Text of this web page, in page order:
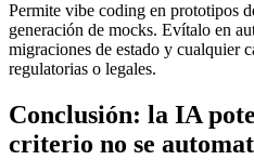
Permite vibe coding en prototipos
generación de mocks. Evítalo en
migraciones de estado y cualquier
regulatorias o legales.
Conclusión: la IA
criterio no se